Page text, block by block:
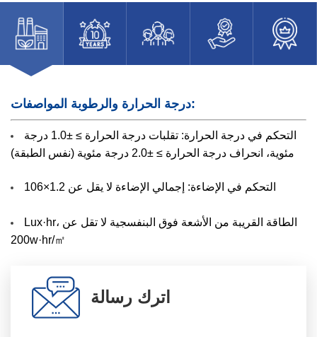
درجة الحرارة والرطوبة المواصفات:
التحكم في درجة الحرارة: تقلبات درجة الحرارة ≥ ±1.0 درجة
مئوية، انحراف درجة الحرارة ≥ ±2.0 درجة مئوية (نفس الطبقة)
التحكم في الإضاءة: إجمالي الإضاءة لا يقل عن 1.2×106
Lux·hr، الطاقة القريبة من الأشعة فوق البنفسجية لا تقل عن
200w·hr/㎡
اترك رسالة